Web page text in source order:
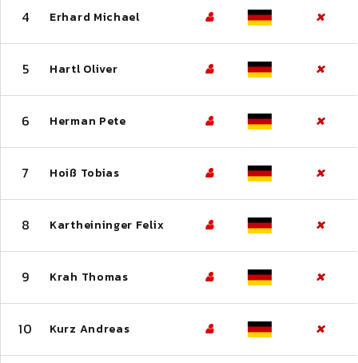
4 Erhard Michael
5 Hartl Oliver
6 Herman Pete
7 Hoiß Tobias
8 Kartheininger Felix
9 Krah Thomas
10 Kurz Andreas